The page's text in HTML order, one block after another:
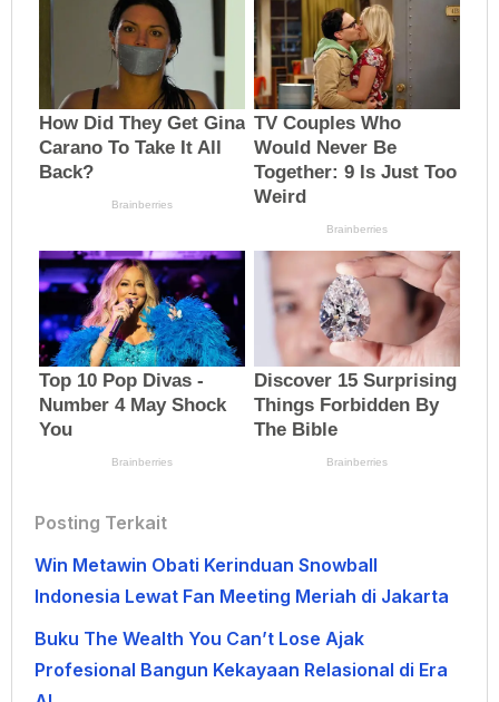
Posting Terkait
Win Metawin Obati Kerinduan Snowball
Indonesia Lewat Fan Meeting Meriah di Jakarta
Buku The Wealth You Can’t Lose Ajak
Profesional Bangun Kekayaan Relasional di Era